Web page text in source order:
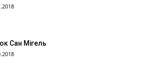
Сан Мігель